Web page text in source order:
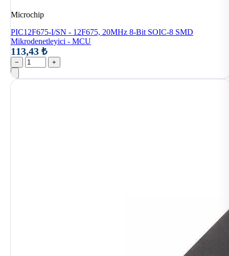
Microchip
PIC12F675-I/SN - 12F675, 20MHz 8-Bit SOIC-8 SMD
Mikrodenetleyici - MCU
113,43 ₺
− +